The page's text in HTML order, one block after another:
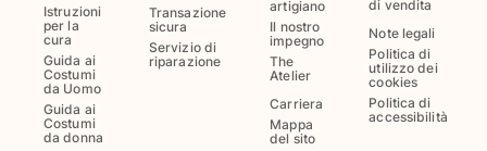
Pantaloncini
T-shirt
Vedi tutti i Abbigliamento
Neonato
Istruzioni
per la
cura
Guida ai
Costumi
da Uomo
Guida ai
Costumi
da donna
Transazione
sicura
Servizio di
riparazione
artigiano
Il nostro
impegno
The
Atelier
Carriera
Mappa
del sito
di vendita
Note legali
Politica di
utilizzo dei
cookies
Politica di
accessibilità